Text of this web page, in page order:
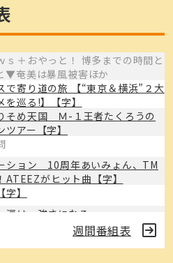
ｓ＋おやっと！ 博多までの時間と
▼奄美は暴風被害ほか
で寄り道の旅 【“東京＆横浜”２大
巡る!】【字】
そめ天国 Ｍ-１王者たくろうの
アー【字】
ション 10周年あいみょん、TM
がヒット曲【字】
】
は、強さになる。
週間番組表